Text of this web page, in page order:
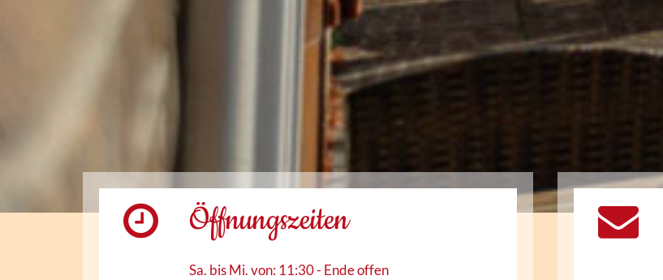
Öffnungszeiten
Sa. bis Mi. von: 11:30 - Ende offen